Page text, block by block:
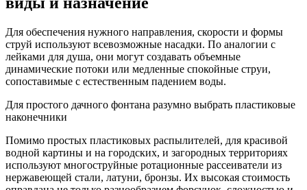
Для обеспечения нужного направления, скорости и формы
струй используют всевозможные насадки. По аналогии с
лейками для душа, они могут создавать объемные
динамические потоки или медленные спокойные струи,
сопоставимые с естественным падением воды.
Для простого дачного фонтана разумно выбрать пластиковые
наконечники
Помимо простых пластиковых распылителей, для красивой
водной картины и на городских, и загородных территориях
используют многоструйные ротационные рассеиватели из
нержавеющей стали, латуни, бронзы. Их высокая стоимость